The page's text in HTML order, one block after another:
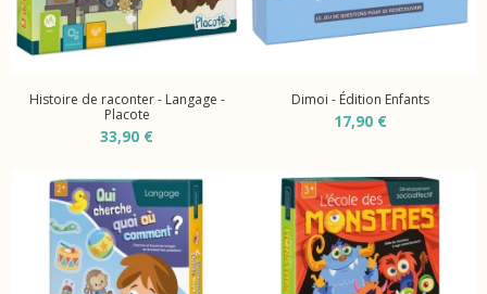
Histoire de raconter - Langage -
Placote
33,90 €
Dimoi - Édition Enfants
17,90 €